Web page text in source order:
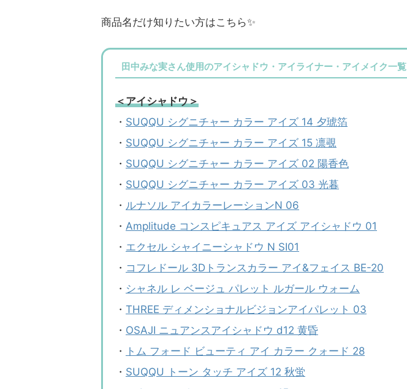
商品名だけ知りたい方はこちら✨
田中みな実さん使用のアイシャドウ・アイライナー・アイメイク一覧
＜アイシャドウ＞
・ SUQQU シグニチャー カラー アイズ 14 夕琥箔
・ SUQQU シグニチャー カラー アイズ 15 凛覗
・ SUQQU シグニチャー カラー アイズ 02 陽香色
・ SUQQU シグニチャー カラー アイズ 03 光暮
・ ルナソル アイカラーレーションN 06
・ Amplitude コンスピキュアス アイズ アイシャドウ 01
・ エクセル シャイニーシャドウ N SI01
・ コフレドール 3Dトランスカラー アイ&フェイス BE-20
・ シャネル レ ベージュ パレット ルガール ウォーム
・ THREE ディメンショナルビジョンアイパレット 03
・ OSAJI ニュアンスアイシャドウ d12 黄昏
・
トム フォード ビューティ アイ カラー クォード 28
・ SUQQU トーン タッチ アイズ 12 秋蛍